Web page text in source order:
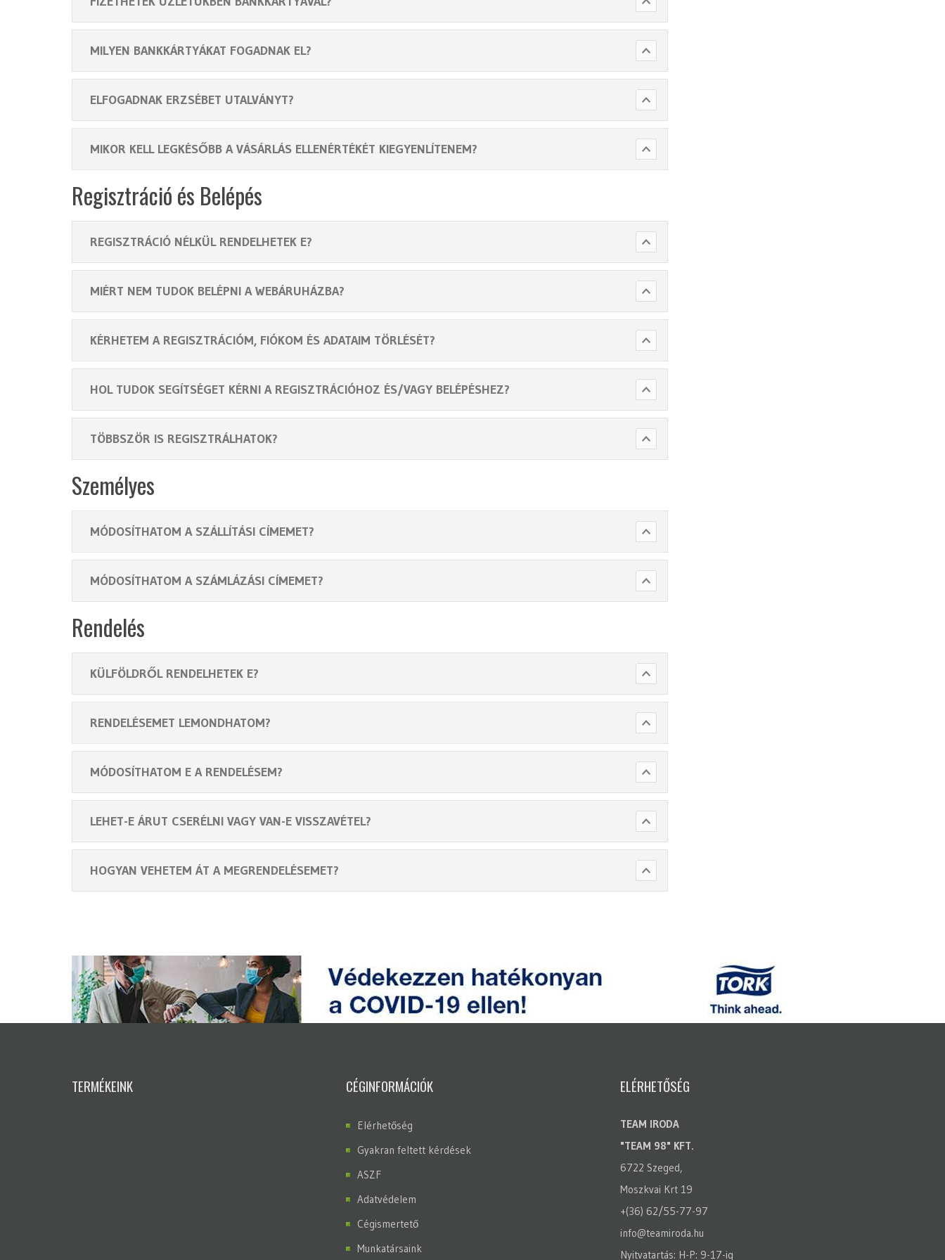
MILYEN BANKKÁRTYÁKAT FOGADNAK EL?
ELFOGADNAK ERZSÉBET UTALVÁNYT?
MIKOR KELL LEGKÉSŐBB A VÁSÁRLÁS ELLENÉRTÉKÉT KIEGYENLÍTENEM?
Regisztráció és Belépés
REGISZTRÁCIÓ NÉLKÜL RENDELHETEK E?
MIÉRT NEM TUDOK BELÉPNI A WEBÁRUHÁZBA?
KÉRHETEM A REGISZTRÁCIÓM, FIÓKOM ÉS ADATAIM TÖRLÉSÉT?
HOL TUDOK SEGÍTSÉGET KÉRNI A REGISZTRÁCIÓHOZ ÉS/VAGY BELÉPÉSHEZ?
TÖBBSZÖR IS REGISZTRÁLHATOK?
Személyes
MÓDOSÍTHATOM A SZÁLLÍTÁSI CÍMEMET?
MÓDOSÍTHATOM A SZÁMLÁZÁSI CÍMEMET?
Rendelés
KÜLFÖLDRŐL RENDELHETEK E?
RENDELÉSEMET LEMONDHATOM?
MÓDOSÍTHATOM E A RENDELÉSEM?
LEHET-E ÁRUT CSERÉLNI VAGY VAN-E VISSZAVÉTEL?
HOGYAN VEHETEM ÁT A MEGRENDELÉSEMET?
TERMÉKEINK CÉGINFORMÁCIÓK
Elérhetőség
Gyakran feltett kérdések
ASZF
Adatvédelem
Cégismertető
Munkatársaink
ELÉRHETŐSÉG
TEAM IRODA
"TEAM 98" KFT.
6722 Szeged,
Moszkvai Krt 19
+(36) 62/55-77-97
info@teamiroda.hu
Nyitvatartás: H-P: 9-17-ig